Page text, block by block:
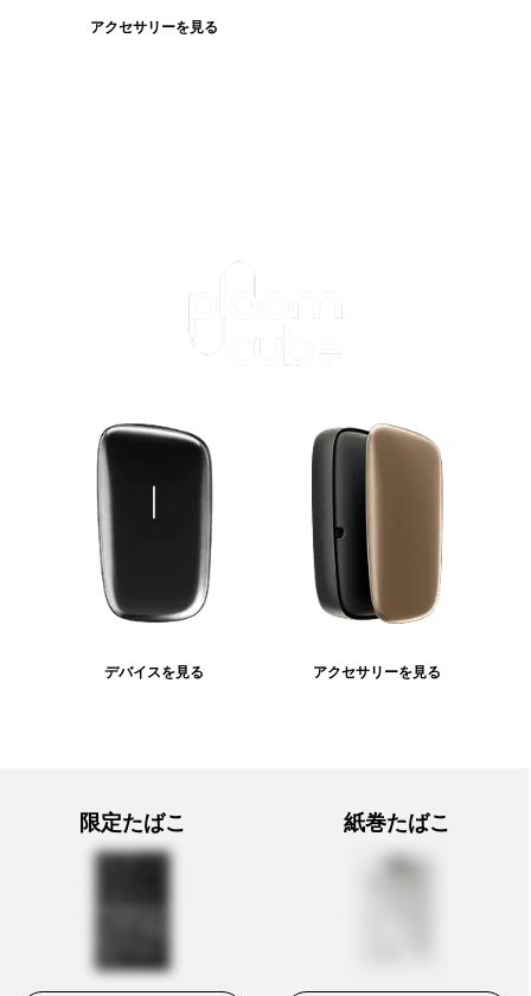
アクセサリーを見る
デバイスを見る アクセサリーを見る
限定たばこ 紙巻たばこ